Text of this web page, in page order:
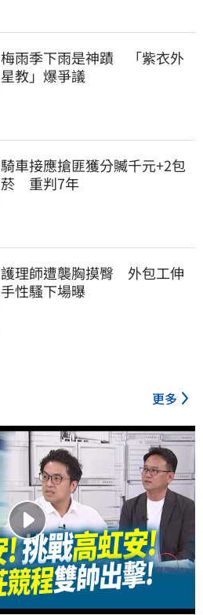
梅雨季下雨是神蹟　「紫衣外
星教」爆爭議
騎車接應搶匪獲分贓千元+2包
菸　重判7年
護理師遭襲胸摸臀　外包工伸
手性騷下場曝
更多